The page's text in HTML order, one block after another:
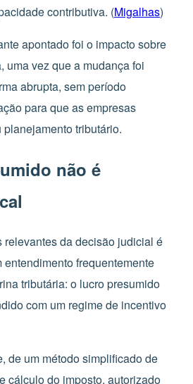
contributiva. (Migalhas)
apontado foi o impacto sobre
uma vez que a mudança foi
abrupta, sem período
para que as empresas
tributário.
não é
relevantes da decisão judicial é
entendimento frequentemente
tributária: o lucro presumido
com um regime de incentivo
de um método simplificado de
cálculo do imposto, autorizado